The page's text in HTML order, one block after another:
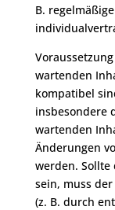
B.
wartenden
kompatibel
insbesondere
wartenden
Änderungen
werden.
sein, muss
(z. B. durch